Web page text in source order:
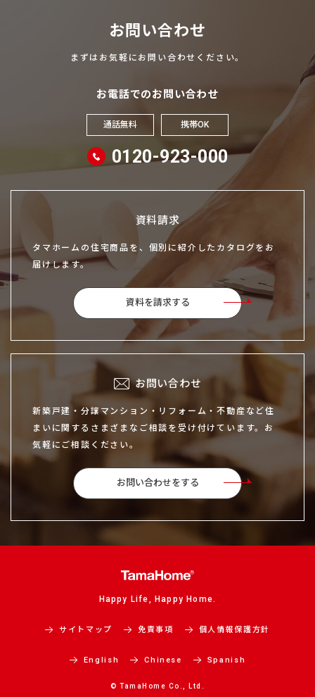
お問い合わせ
まずはお気軽にお問い合わせください。
お電話でのお問い合わせ
通話無料 携帯OK
0120-923-000
資料請求
タマホームの住宅商品を、個別に紹介したカタログをお
届けします。
資料を請求する
お問い合わせ
新築戸建・分譲マンション・リフォーム・不動産など住
まいに関するさまざまなご相談を受け付けています。お
気軽にご相談ください。
お問い合わせをする
Happy Life, Happy Home.
サイトマップ 免責事項 個人情報保護方針
English Chinese Spanish
© TamaHome Co., Ltd.